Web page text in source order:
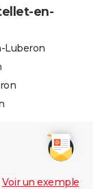
en-
Luberon
Voir un exemple